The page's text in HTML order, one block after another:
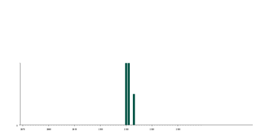
0
1870
1880 1890 1900 1910 1920 1930